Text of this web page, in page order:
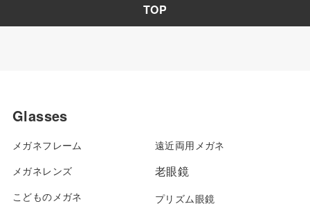
TOP
Glasses
メガネフレーム
メガネレンズ
こどものメガネ
遠近両用メガネ
老眼鏡
プリズム眼鏡